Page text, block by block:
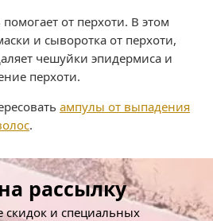
от перхоти. В этом
и сыворотка от перхоти,
чешуйки эпидермиса и
перхоти.
ампулы от выпадения
.
рассылку
скидок и специальных